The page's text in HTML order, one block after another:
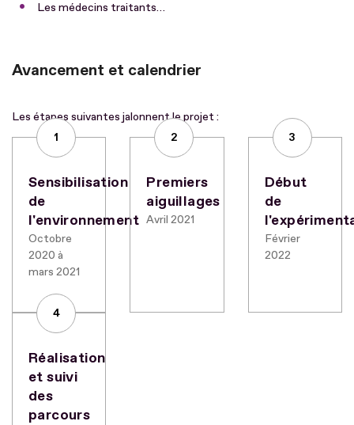
Les médecins traitants…
Avancement et calendrier
Les étapes suivantes jalonnent le projet :
1
Sensibilisation
de
l'environnement
Octobre
2020 à
mars 2021
2
Premiers
aiguillages
Avril 2021
3
Début
de
Février
2022
4
Réalisation
et suivi
des
parcours